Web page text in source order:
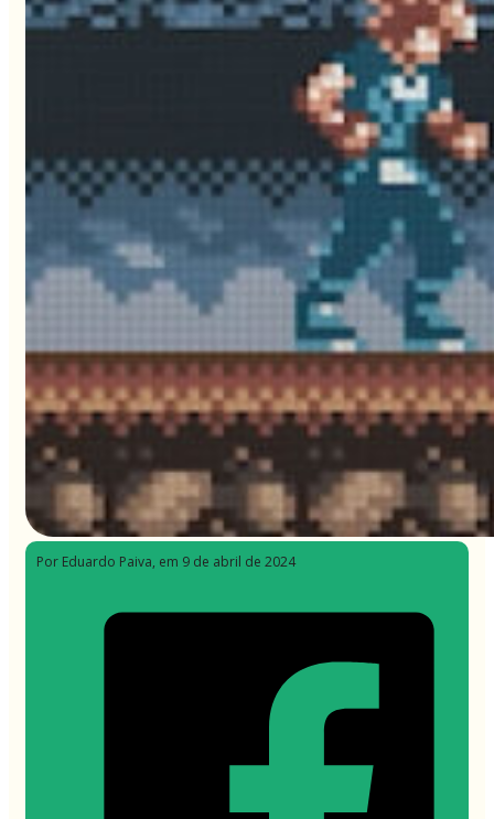
Por Eduardo Paiva, em 9 de abril de 2024